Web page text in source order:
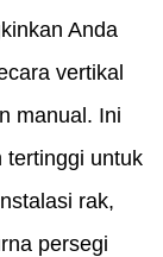
Anda
vertikal
manual. Ini
tertinggi untuk
rak,
persegi